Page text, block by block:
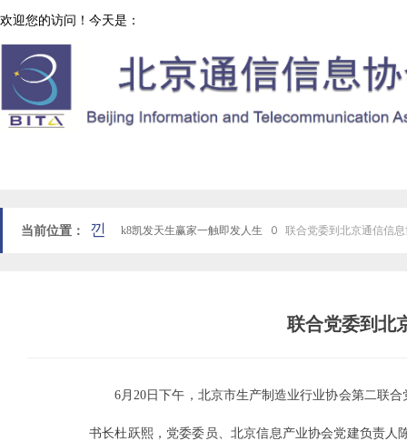
欢迎您的访问！今天是：
当前位置： k8凯发天生赢家一触即发人生 ꄲ 联合党委到北京通信信
낀
联合党委到北
6月20日下午，北京市生产制造业行业协会第二联
书长杜跃熙，党委委员、北京信息产业协会党建负责